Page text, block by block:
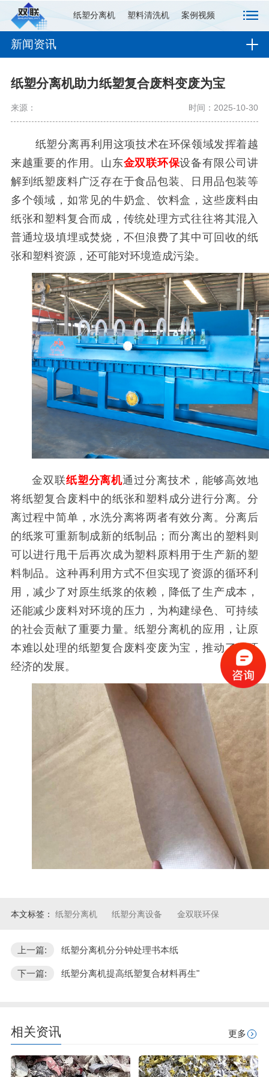
纸塑分离机 塑料清洗机 案例视频
新闻资讯
纸塑分离机助力纸塑复合废料变废为宝
来源： 时间：2025-10-30
纸塑分离再利用这项技术在环保领域发挥着越
来越重要的作用。山东金双联环保设备有限公司讲
解到纸塑废料广泛存在于食品包装、日用品包装等
多个领域，如常见的牛奶盒、饮料盒，这些废料由
纸张和塑料复合而成，传统处理方式往往将其混入
普通垃圾填埋或焚烧，不但浪费了其中可回收的纸
张和塑料资源，还可能对环境造成污染。
金双联纸塑分离机通过分离技术，能够高效地
将纸塑复合废料中的纸张和塑料成分进行分离。分
离过程中简单，水洗分离将两者有效分离。分离后
的纸浆可重新制成新的纸制品；而分离出的塑料则
可以进行甩干后再次成为塑料原料用于生产新的塑
料制品。这种再利用方式不但实现了资源的循环利
用，减少了对原生纸浆的依赖，降低了生产成本，
还能减少废料对环境的压力，为构建绿色、可持续
的社会贡献了重要力量。纸塑分离机的应用，让原
本难以处理的纸塑复合废料变废为宝，推动了循环
经济的发展。
本文标签： 纸塑分离机 纸塑分离设备 金双联环保
上一篇: 纸塑分离机分分钟处理书本纸
下一篇: 纸塑分离机提高纸塑复合材料再生"
相关资讯 更多